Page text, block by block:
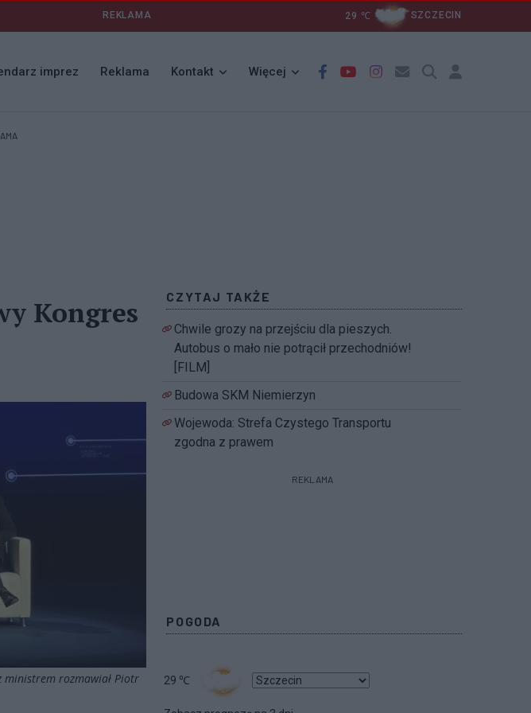
REKLAMA 29 ℃ SZCZECIN
imprez Reklama Kontakt Więcej
Kongres
ministrem rozmawiał Piotr
CZYTAJ TAKŻE
Chwile grozy na przejściu dla pieszych.
Autobus o mało nie potrącił przechodniów!
[FILM]
Budowa SKM Niemierzyn
Wojewoda: Strefa Czystego Transportu
zgodna z prawem
REKLAMA
POGODA
29 ℃